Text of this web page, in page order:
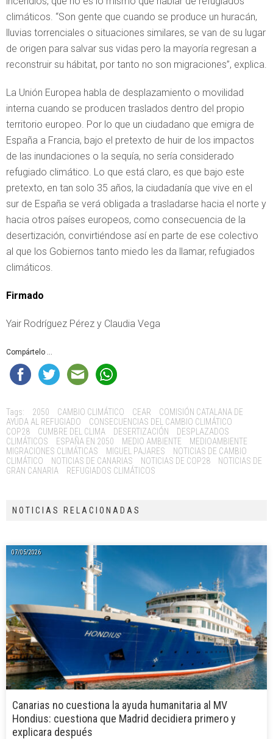
climáticos. “Son gente que cuando se produce un huracán,
lluvias torrenciales o situaciones similares, se van de su lugar
de origen para salvar sus vidas pero la mayoría regresan a
reconstruir su hábitat, por tanto no son migraciones”, explica.
La Unión Europea habla de desplazamiento o movilidad
interna cuando se producen traslados dentro del propio
territorio europeo. Por lo que un ciudadano que emigra de
España a Francia, bajo el pretexto de huir de los impactos
de las inundaciones o la sequía, no sería considerado
refugiado climático. Lo que está claro, es que bajo este
pretexto, en tan solo 35 años, la ciudadanía que vive en el
sur de España se verá obligada a trasladarse hacia el norte y
hacia otros países europeos, como consecuencia de la
desertización, convirtiéndose así en parte de ese colectivo
al que los Gobiernos tanto miedo les da llamar, refugiados
climáticos.
Firmado
Yair Rodríguez Pérez y Claudia Vega
Compártelo ...
Tags: 2050 CAMBIO CLIMÁTICO CEAR
COMISIÓN CATALANA DE
AYUDA AL REFUGIADO
CONSECUENCIAS DEL CAMBIO CLIMÁTICO
COP28
CUMBRE DEL CLIMA DESERTIZACIÓN
DESPLAZADOS
CLIMÁTICOS
ESPAÑA EN 2050 MEDIO AMBIENTE
MEDIOAMBIENTE
MIGRACIONES CLIMÁTICAS
MIGUEL PAJARES
NOTICIAS DE CAMBIO
CLIMÁTICO
NOTICIAS DE CANARIAS NOTICIAS DE COP28
NOTICIAS DE
GRAN CANARIA
REFUGIADOS CLIMÁTICOS
NOTICIAS RELACIONADAS
07/05/2026
Canarias no cuestiona la ayuda humanitaria al MV
Hondius: cuestiona que Madrid decidiera primero y
explicara después